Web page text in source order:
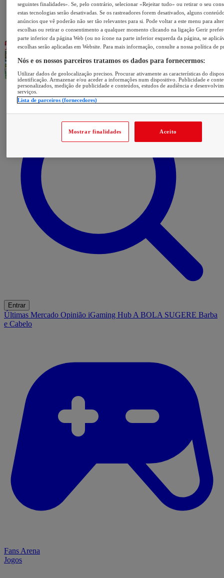
Entrar
Últimas Mercado Opinião iGaming Hub A BOLA SUGERE Barba
e Cabelo
Fans Arena
Jogos
seguintes finalidades». Se, pelo contrário, selecionar «Rejeitar tudo» ou retirar o seu
estas tecnologias serão desativadas. Se os rastreadores forem desativados, alguns
anúncios que vê poderão não ser tão relevantes para si. Pode voltar a este menu para
escolhas ou retirar o consentimento a qualquer momento clicando na ligação Gerir
parte inferior da página Web (ou no ícone na parte inferior esquerda da página, se
escolhas serão aplicadas em Website. Para mais informação, consulte a nossa política de
Nós e os nossos parceiros tratamos os dados para fornecermos:
Utilizar dados de geolocalização precisos. Procurar ativamente as características do
identificação. Armazenar e/ou aceder a informações num dispositivo. Publicidade e
personalizados, medição de publicidade e conteúdos, estudos de audiência e
serviços.
Lista de parceiros (fornecedores)
Mostrar finalidades Aceito